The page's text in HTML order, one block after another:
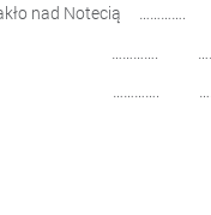
Nakło nad Notecią
I ………….
II ………….